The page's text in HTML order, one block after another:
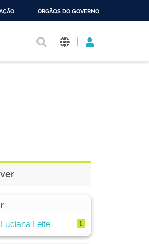
ÓRGÃOS DO GOVERNO
|
Leite
1